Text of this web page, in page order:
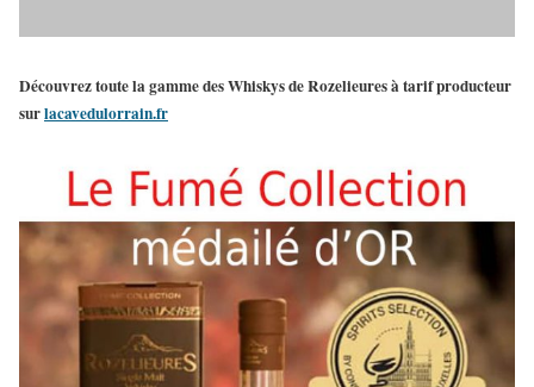
Découvrez toute la gamme des Whiskys de Rozelieures à tarif producteur
surlacavedulorrain.fr